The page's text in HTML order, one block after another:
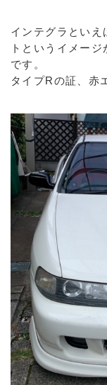
インテグラといえ
トというイメー
です。
タイプRの証、赤